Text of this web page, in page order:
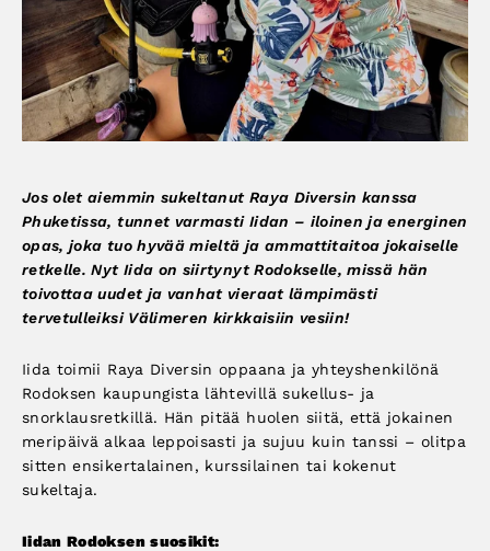
Jos olet aiemmin sukeltanut Raya Diversin kanssa
Phuketissa, tunnet varmasti Iidan – iloinen ja energinen
opas, joka tuo hyvää mieltä ja ammattitaitoa jokaiselle
retkelle. Nyt Iida on siirtynyt Rodokselle, missä hän
toivottaa uudet ja vanhat vieraat lämpimästi
tervetulleiksi Välimeren kirkkaisiin vesiin!
Iida toimii Raya Diversin oppaana ja yhteyshenkilönä
Rodoksen kaupungista lähtevillä sukellus- ja
snorklausretkillä. Hän pitää huolen siitä, että jokainen
meripäivä alkaa leppoisasti ja sujuu kuin tanssi – olitpa
sitten ensikertalainen, kurssilainen tai kokenut
sukeltaja.
Iidan Rodoksen suosikit: